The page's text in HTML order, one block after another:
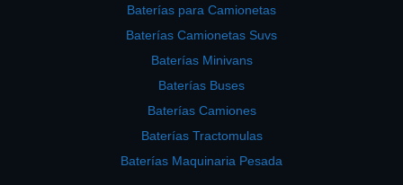
Baterías para Camionetas
Baterías Camionetas Suvs
Baterías Minivans
Baterías Buses
Baterías Camiones
Baterías Tractomulas
Baterías Maquinaria Pesada